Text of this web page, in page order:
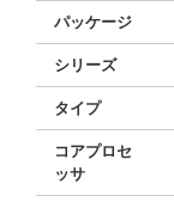
パッケージ
シリーズ
タイプ
コアプロセ
ッサ